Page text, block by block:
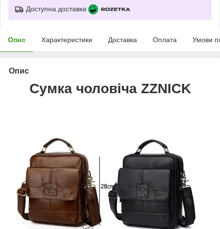
Доступна доставка
Опис Характеристики Доставка Оплата Умови
Опис
Сумка чоловіча ZZNICK